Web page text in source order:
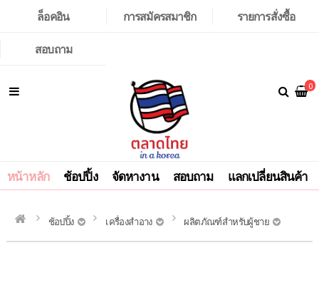
ล็อคอิน การสมัครสมาชิก
รายการสั่งซื้อ
สอบถาม
0
หน้าหลัก ช้อปปิ้ง จัดหางาน สอบถาม แลกเปลี่ยนสินค้า
ช้อปปิ้ง เครื่องสำอาง ผลิตภัณฑ์สำหรับผู้ชาย